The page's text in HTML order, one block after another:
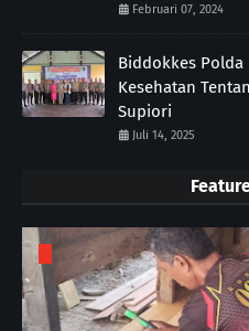
Februari 07, 2024
Biddokkes Polda
Kesehatan
Supiori
Juli 14, 2025